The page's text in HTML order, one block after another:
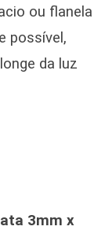
ou flanela
possível,
da luz
3mm x